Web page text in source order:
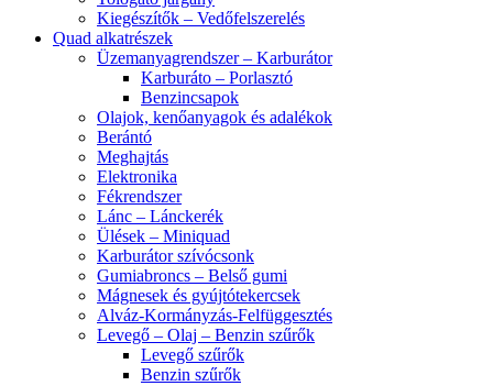
Kiegészítők – Vedőfelszerelés
Quad alkatrészek
Üzemanyagrendszer – Karburátor
Karburáto – Porlasztó
Benzincsapok
Olajok, kenőanyagok és adalékok
Berántó
Meghajtás
Elektronika
Fékrendszer
Lánc – Lánckerék
Ülések – Miniquad
Karburátor szívócsonk
Gumiabroncs – Belső gumi
Mágnesek és gyújtótekercsek
Alváz-Kormányzás-Felfüggesztés
Levegő – Olaj – Benzin szűrők
Levegő szűrők
Benzin szűrők